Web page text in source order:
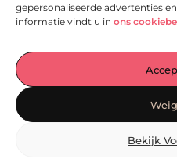
gepersonaliseerde advertenties
informatie vindt u in ons
Bekijk
zetten
, praktische tips waar
vandaag op